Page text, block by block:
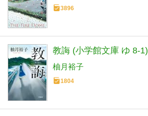
3896
教誨 (小学館文庫 ゆ 8-1)
柚月裕子
1804